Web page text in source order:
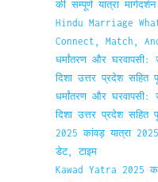
की सम्पूर्ण यात्रा मार्गदर्शन
Hindu Marriage
Connect, Match,
धर्मांतरण और
दिशा उत्तर प्रदेश सहित
धर्मांतरण और
दिशा उत्तर प्रदेश सहित
2025 कांवड़ यात्रा
डेट, टाइम
Kawad Yatra 2025